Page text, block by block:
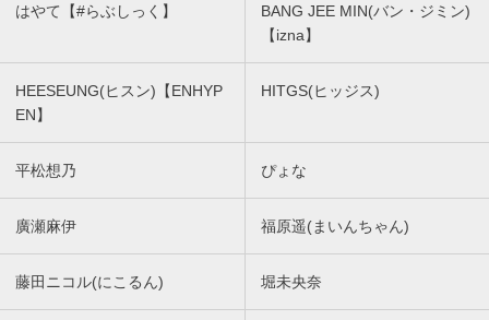
はやて【#らぶしっく】
BANG JEE MIN(バン・ジミン)
【izna】
HEESEUNG(ヒスン)【ENHYP
EN】
HITGS(ヒッジス)
平松想乃 ぴょな
廣瀬麻伊 福原遥(まいんちゃん)
藤田ニコル(にこるん) 堀未央奈